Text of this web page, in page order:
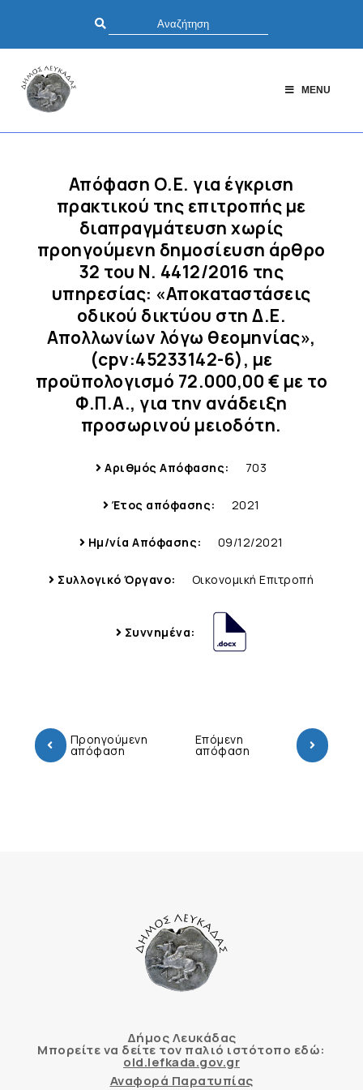
MENU
Απόφαση Ο.Ε. για έγκριση
πρακτικού της επιτροπής με
διαπραγμάτευση χωρίς
προηγούμενη δημοσίευση άρθρο
32 του Ν. 4412/2016 της
υπηρεσίας: «Αποκαταστάσεις
οδικού δικτύου στη Δ.Ε.
Απολλωνίων λόγω θεομηνίας»,
(cpv:45233142-6), με
προϋπολογισμό 72.000,00 € με το
Φ.Π.Α., για την ανάδειξη
προσωρινού μειοδότη.
Αριθμός Απόφασης: 703
Έτος απόφασης: 2021
Ημ/νία Απόφασης: 09/12/2021
Συλλογικό Όργανο: Οικονομική Επιτροπή
Συννημένα:
Προηγούμενη
απόφαση
Επόμενη
απόφαση
Δήμος Λευκάδας
Μπορείτε να δείτε τον παλιό ιστότοπο εδώ:
old.lefkada.gov.gr
Αναφορά Παρατυπίας